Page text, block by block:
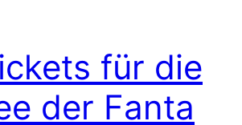
für die
der Fanta